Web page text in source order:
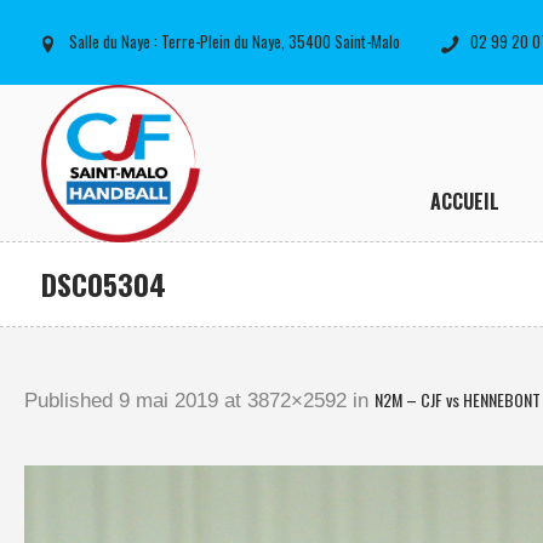
Salle du Naye : Terre-Plein du Naye, 35400 Saint-Malo 02 99 20
ACCUEIL
DSC05304
Published 9 mai 2019 at 3872×2592 in N2M – CJF vs